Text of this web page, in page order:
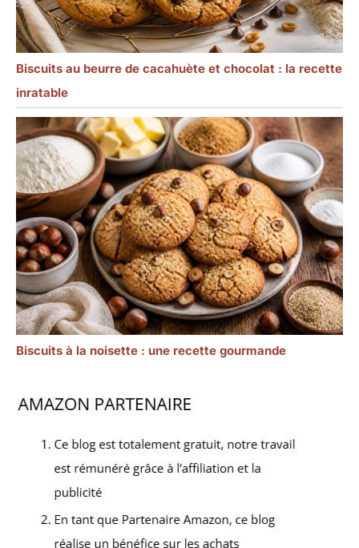
Biscuits au beurre de cacahuète et chocolat : la recette
inratable
Biscuits à la noisette : une recette gourmande